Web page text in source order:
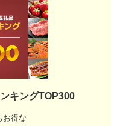
キングTOP300
お得な